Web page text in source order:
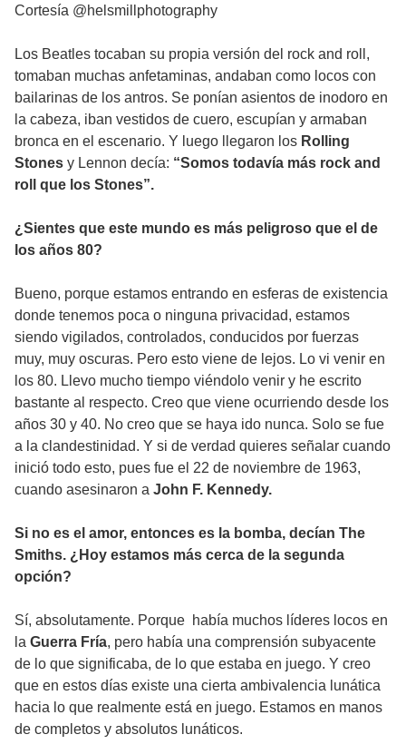
Cortesía @helsmillphotography
Los Beatles tocaban su propia versión del rock and roll,
tomaban muchas anfetaminas, andaban como locos con
bailarinas de los antros. Se ponían asientos de inodoro en
la cabeza, iban vestidos de cuero, escupían y armaban
bronca en el escenario. Y luego llegaron los Rolling
Stones y Lennon decía: “Somos todavía más rock and
roll que los Stones”.
¿Sientes que este mundo es más peligroso que el de
los años 80?
Bueno, porque estamos entrando en esferas de existencia
donde tenemos poca o ninguna privacidad, estamos
siendo vigilados, controlados, conducidos por fuerzas
muy, muy oscuras. Pero esto viene de lejos. Lo vi venir en
los 80. Llevo mucho tiempo viéndolo venir y he escrito
bastante al respecto. Creo que viene ocurriendo desde los
años 30 y 40. No creo que se haya ido nunca. Solo se fue
a la clandestinidad. Y si de verdad quieres señalar cuando
inició todo esto, pues fue el 22 de noviembre de 1963,
cuando asesinaron a John F. Kennedy.
Si no es el amor, entonces es la bomba, decían The
Smiths. ¿Hoy estamos más cerca de la segunda
opción?
Sí, absolutamente. Porque había muchos líderes locos en
la Guerra Fría, pero había una comprensión subyacente
de lo que significaba, de lo que estaba en juego. Y creo
que en estos días existe una cierta ambivalencia lunática
hacia lo que realmente está en juego. Estamos en manos
de completos y absolutos lunáticos.